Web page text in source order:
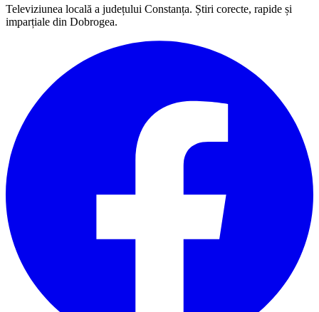
Televiziunea locală a județului Constanța. Știri corecte, rapide și
imparțiale din Dobrogea.